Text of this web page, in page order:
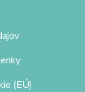
(EÚ)